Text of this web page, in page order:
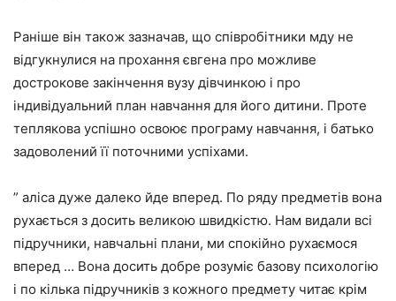
Раніше він також зазначав, що співробітники мду не
відгукнулися на прохання євгена про можливе
дострокове закінчення вузу дівчинкою і про
індивідуальний план навчання для його дитини. Проте
теплякова успішно освоює програму навчання, і батько
задоволений її поточними успіхами.
” аліса дуже далеко йде вперед. По ряду предметів вона
рухається з досить великою швидкістю. Нам видали всі
підручники, навчальні плани, ми спокійно рухаємося
вперед … Вона досить добре розуміє базову психологію
і по кілька підручників з кожного предмету читає крім